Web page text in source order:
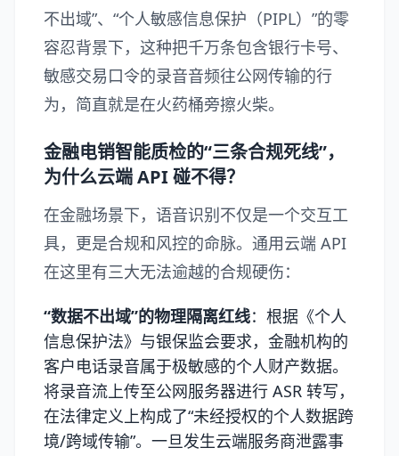
不出域”、“个人敏感信息保护（PIPL）”的零
容忍背景下，这种把千万条包含银行卡号、
敏感交易口令的录音音频往公网传输的行
为，简直就是在火药桶旁擦火柴。
金融电销智能质检的“三条合规死线”，
为什么云端 API 碰不得？
在金融场景下，语音识别不仅是一个交互工
具，更是合规和风控的命脉。通用云端 API
在这里有三大无法逾越的合规硬伤：
“数据不出域”的物理隔离红线：根据《个人
信息保护法》与银保监会要求，金融机构的
客户电话录音属于极敏感的个人财产数据。
将录音流上传至公网服务器进行 ASR 转写，
在法律定义上构成了“未经授权的个人数据跨
境/跨域传输”。一旦发生云端服务商泄露事